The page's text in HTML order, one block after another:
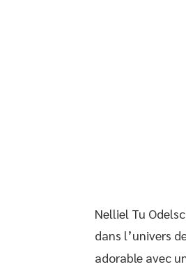
Nelliel Tu
dans l’univers
adorable avec